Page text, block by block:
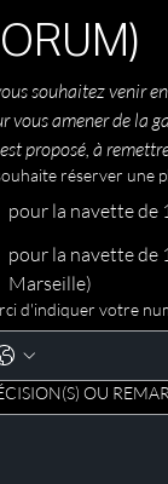
souhaitez venir
vous amener de la
proposé, à
réserver une
pour la navette de
pour la navette de
Marseille)
d'indiquer votre
OU